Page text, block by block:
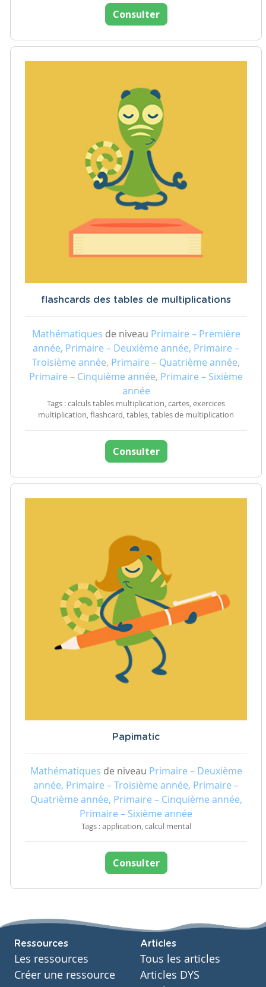
Consulter
flashcards des tables de multiplications
Mathématiques de niveau Primaire – Première
année, Primaire – Deuxième année, Primaire –
Troisième année, Primaire – Quatrième année,
Primaire – Cinquième année, Primaire – Sixième
année
Tags : calculs tables multiplication, cartes, exercices
multiplication, flashcard, tables, tables de multiplication
Consulter
Papimatic
Mathématiques de niveau Primaire – Deuxième
année, Primaire – Troisième année, Primaire –
Quatrième année, Primaire – Cinquième année,
Primaire – Sixième année
Tags : application, calcul mental
Consulter
Ressources
Les ressources
Créer une ressource
Articles
Tous les articles
Articles DYS